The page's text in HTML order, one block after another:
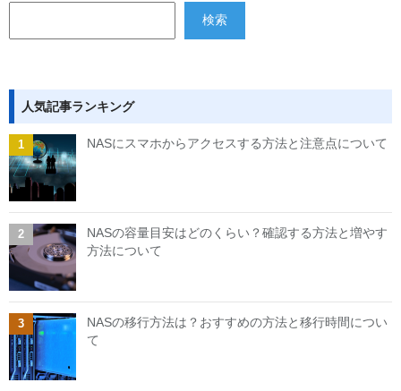
検索
人気記事ランキング
NASにスマホからアクセスする方法と注意点について
NASの容量目安はどのくらい？確認する方法と増やす
方法について
NASの移行方法は？おすすめの方法と移行時間につい
て